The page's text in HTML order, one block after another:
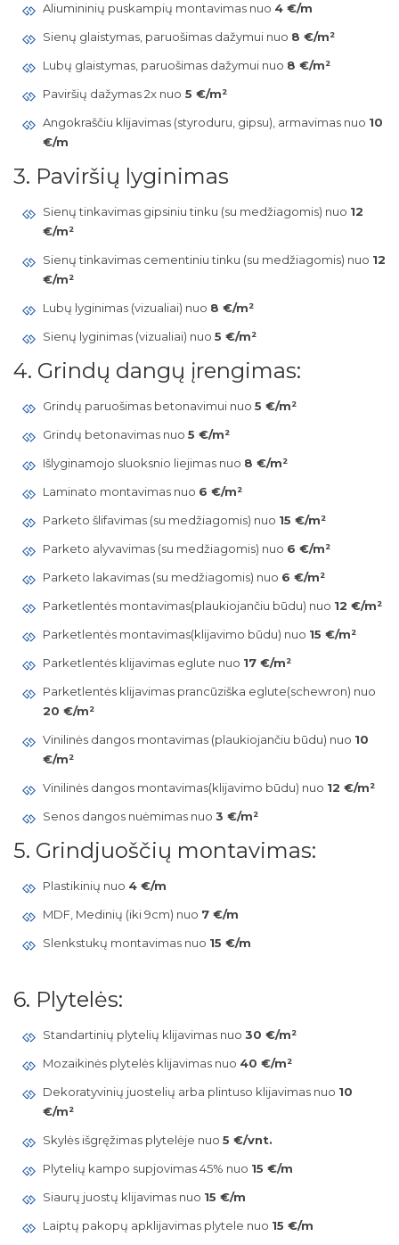
Aliumininių puskampių montavimas nuo 4 €/m
Sienų glaistymas, paruošimas dažymui nuo 8 €/m²
Lubų glaistymas, paruošimas dažymui nuo 8 €/m²
Paviršių dažymas 2x nuo 5 €/m²
Angokraščiu klijavimas (styroduru, gipsu), armavimas nuo 10
€/m
3. Paviršių lyginimas
Sienų tinkavimas gipsiniu tinku (su medžiagomis) nuo 12
€/m²
Sienų tinkavimas cementiniu tinku (su medžiagomis) nuo 12
€/m²
Lubų lyginimas (vizualiai) nuo 8 €/m²
Sienų lyginimas (vizualiai) nuo 5 €/m²
4. Grindų dangų įrengimas:
Grindų paruošimas betonavimui nuo 5 €/m²
Grindų betonavimas nuo 5 €/m²
Išlyginamojo sluoksnio liejimas nuo 8 €/m²
Laminato montavimas nuo 6 €/m²
Parketo šlifavimas (su medžiagomis) nuo 15 €/m²
Parketo alyvavimas (su medžiagomis) nuo 6 €/m²
Parketo lakavimas (su medžiagomis) nuo 6 €/m²
Parketlentės montavimas(plaukiojančiu būdu) nuo 12 €/m²
Parketlentės montavimas(klijavimo būdu) nuo 15 €/m²
Parketlentės klijavimas eglute nuo 17 €/m²
Parketlentės klijavimas prancūziška eglute(schewron) nuo
20 €/m²
Vinilinės dangos montavimas (plaukiojančiu būdu) nuo 10
€/m²
Vinilinės dangos montavimas(klijavimo būdu) nuo 12 €/m²
Senos dangos nuėmimas nuo 3 €/m²
5. Grindjuoščių montavimas:
Plastikinių nuo 4 €/m
MDF, Medinių (iki 9cm) nuo 7 €/m
Slenkstukų montavimas nuo 15 €/m
6. Plytelės:
Standartinių plytelių klijavimas nuo 30 €/m²
Mozaikinės plytelės klijavimas nuo 40 €/m²
Dekoratyvinių juostelių arba plintuso klijavimas nuo 10
€/m²
Skylės išgręžimas plytelėje nuo 5 €/vnt.
Plytelių kampo supjovimas 45% nuo 15 €/m
Siaurų juostų klijavimas nuo 15 €/m
Laiptų pakopų apklijavimas plytele nuo 15 €/m